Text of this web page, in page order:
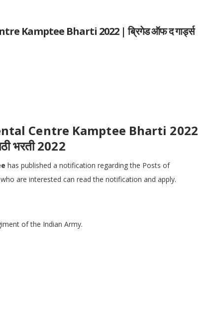
Kamptee Bharti 2022 | ब्रिगेड ऑफ द गार्ड्स
Centre Kamptee Bharti 2022
भरती 2022
has published a notification regarding the Posts of
are interested can read the notification and apply.
of the Indian Army.